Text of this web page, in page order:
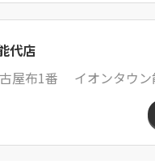
代店
屋布1番 イオンタウン